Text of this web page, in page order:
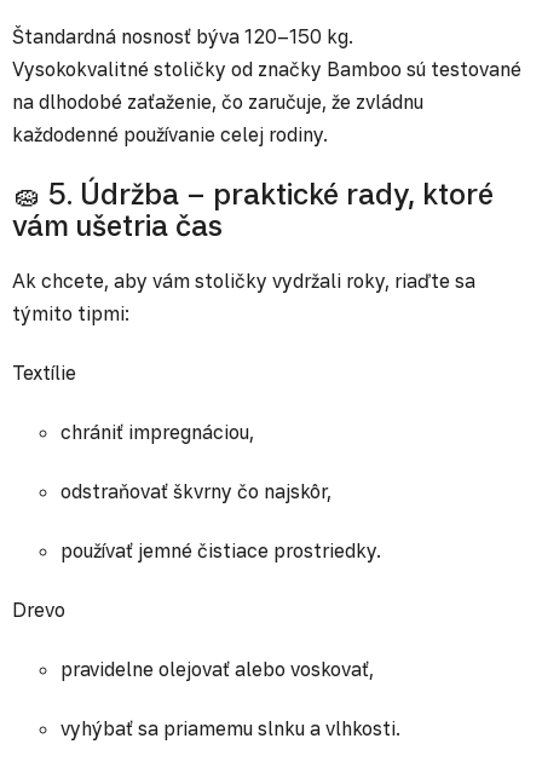
Štandardná nosnosť býva 120–150 kg.
Vysokokvalitné stoličky od značky Bamboo sú testované
na dlhodobé zaťaženie, čo zaručuje, že zvládnu
každodenné používanie celej rodiny.
🧽 5. Údržba – praktické rady, ktoré
vám ušetria čas
Ak chcete, aby vám stoličky vydržali roky, riaďte sa
týmito tipmi:
Textílie
chrániť impregnáciou,
odstraňovať škvrny čo najskôr,
používať jemné čistiace prostriedky.
Drevo
pravidelne olejovať alebo voskovať,
vyhýbať sa priamemu slnku a vlhkosti.